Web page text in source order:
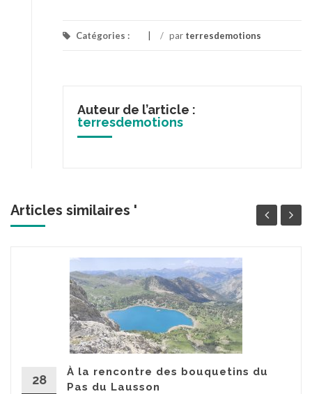
Catégories : / par terresdemotions
Auteur de l’article :
terresdemotions
Articles similaires '
28
À la rencontre des bouquetins du
Pas du Lausson